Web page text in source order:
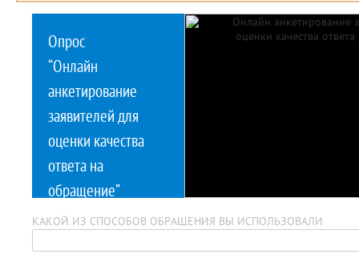
Опрос
“Онлайн
анкетирование
заявителей для
оценки качества
ответа на
обращение”
КАКОЙ ИЗ СПОСОБОВ ОБРАЩЕНИЯ ВЫ ИСПОЛЬЗОВАЛИ